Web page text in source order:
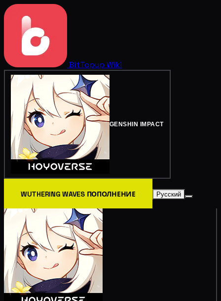
BitTopup Wiki
GENSHIN IMPACT
WUTHERING WAVES ПОПОЛНЕНИЕ Русский